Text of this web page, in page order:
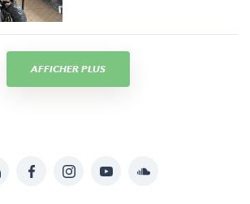
AFFICHER PLUS
LinkedInFacebookInstagramYouTubeSoundcloud